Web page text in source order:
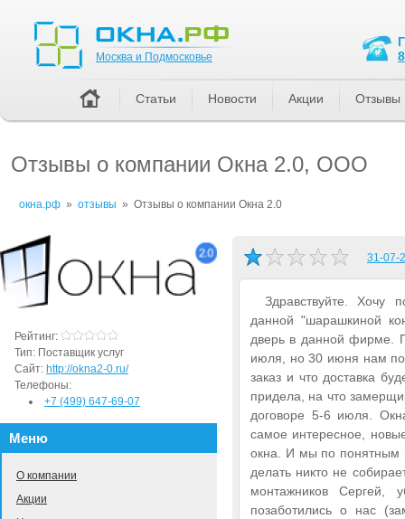
Отзывы о компании Окна 2.0, ООО
окна.рф » отзывы » Отзывы о компании Окна 2.0
31-07-
Здравствуйте. Хочу
данной "шарашкиной
дверь в данной фирме.
июля, но 30 июня нам
заказ и что доставка
придела, на что
договоре 5-6 июля.
самое интересное,
окна. И мы по понятным
делать никто не
монтажников
позаботились о нас
Рейтинг:
Тип: Поставщик услуг
Сайт: http://okna2-0.ru/
Телефоны:
+7 (499) 647-69-07
Меню
О компании
Акции
Москва и Подмосковье
Статьи Новости Акции Отзывы